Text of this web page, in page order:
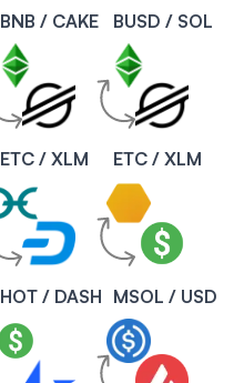
BNB / CAKE BUSD / SOL
ETC / XLM ETC / XLM
HOT / DASH MSOL / USD